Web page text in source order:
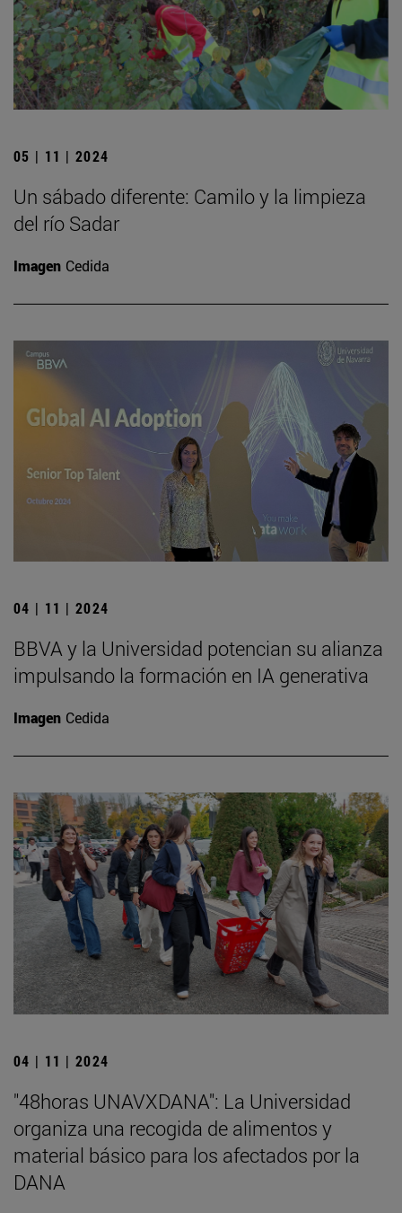
05 | 11 | 2024
Un sábado diferente: Camilo y la limpieza
del río Sadar
Imagen Cedida
04 | 11 | 2024
BBVA y la Universidad potencian su alianza
impulsando la formación en IA generativa
Imagen Cedida
04 | 11 | 2024
"48horas UNAVXDANA": La Universidad
organiza una recogida de alimentos y
material básico para los afectados por la
DANA